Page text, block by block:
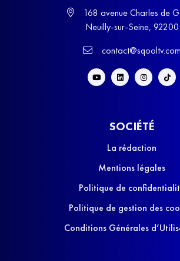
168 avenue Charles de
Neuilly-sur-Seine, 92200
contact@sqooltv.com
SOCIÉTÉ
La rédaction
Mentions légales
Politique de
Politique de gestion des
Conditions Générales